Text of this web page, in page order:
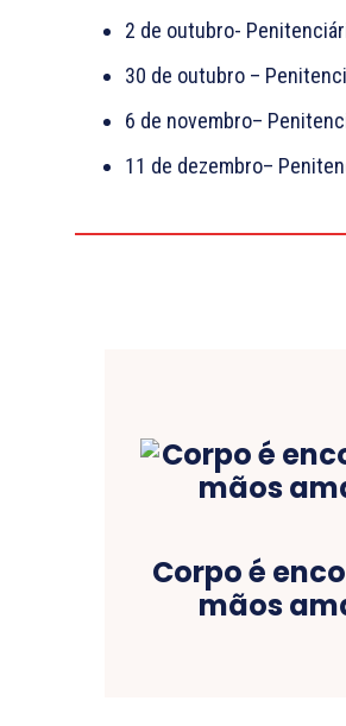
2 de outubro-
30 de outubro –
6 de novembro–
11 de dezembro–
Corpo é
mãos